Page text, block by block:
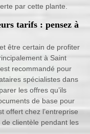
par cette plante.
tarifs : pensez à
être certain de profiter
à Saint
recommandé pour
spécialistes dans
les offres qu’ils
de base pour
offert chez l’entreprise
clientèle pendant les